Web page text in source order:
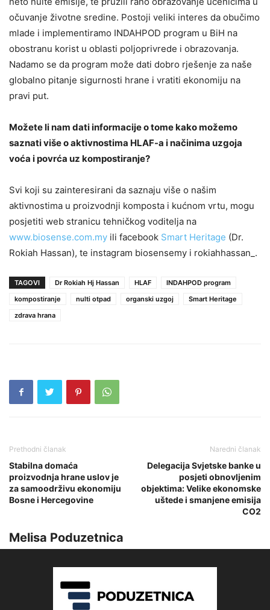
očuvanje životne sredine. Postoji veliki interes da obučimo
mlade i implementiramo INDAHPOD program u BiH na
obostranu korist u oblasti poljoprivrede i obrazovanja.
Nadamo se da program može dati dobro rješenje za naše
globalno pitanje sigurnosti hrane i vratiti ekonomiju na
pravi put.
Možete li nam dati informacije o tome kako možemo
saznati više o aktivnostima HLAF-a i načinima uzgoja
voća i povrća uz kompostiranje?
Svi koji su zainteresirani da saznaju više o našim
aktivnostima u proizvodnji komposta i kućnom vrtu, mogu
posjetiti web stranicu tehničkog voditelja na
www.biosense.com.my ili facebook Smart Heritage (Dr.
Rokiah Hassan), te instagram biosensemy i rokiahhassan_.
TAGOVI Dr Rokiah Hj Hassan HLAF
INDAHPOD program
kompostiranje
nulti otpad organski uzgoj
Smart Heritage
zdrava hrana
Prethodni članak
Stabilna domaća
proizvodnja hrane uslov je
za samoodrživu ekonomiju
Bosne i Hercegovine
Naredni članak
Delegacija Svjetske banke u
posjeti obnovljenim
objektima: Velike ekonomske
uštede i smanjene emisija
CO2
Melisa Poduzetnica